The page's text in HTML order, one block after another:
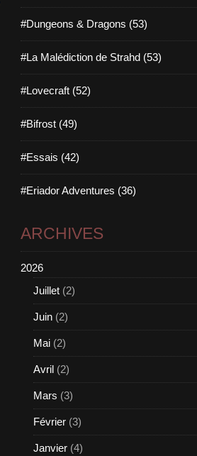
#Dungeons & Dragons (53)
#La Malédiction de Strahd (53)
#Lovecraft (52)
#Bifrost (49)
#Essais (42)
#Eriador Adventures (36)
ARCHIVES
2026
Juillet (2)
Juin (2)
Mai (2)
Avril (2)
Mars (3)
Février (3)
Janvier (4)